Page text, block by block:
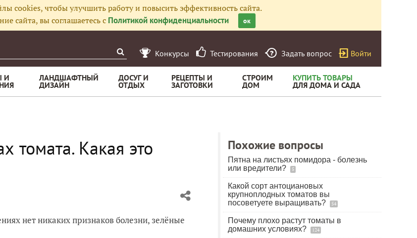
cookies, чтобы улучшить работу и повысить эффективность сайта.
сайта, вы соглашаетесь с Политикой конфиденциальности ок
Конкурсы Тестирования Задать вопрос Войти
И ЛАНДШАФТНЫЙ
ДИЗАЙН
ДОСУГ И
ОТДЫХ
РЕЦЕПТЫ И
ЗАГОТОВКИ
СТРОИМ
ДОМ
КУПИТЬ ТОВАРЫ
ДЛЯ ДОМА И САДА
томата. Какая это
нет никаких признаков болезни, зелёные
Похожие вопросы
Пятна на листьях помидора - болезнь
или вредители?
5
Какой сорт антоциановых
крупноплодных томатов вы
посоветуете выращивать?
54
Почему плохо растут томаты в
домашних условиях?
124